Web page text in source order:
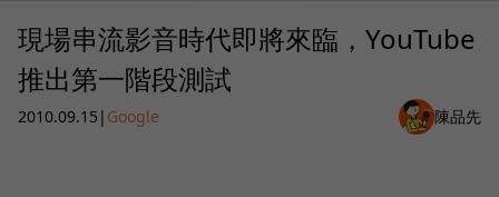
現場串流影音時代即將來臨，YouTube
推出第一階段測試
2010.09.15 | Google 陳品先